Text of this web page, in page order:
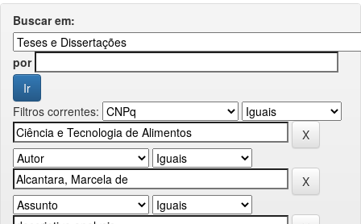
Buscar em:
por
Filtros correntes: